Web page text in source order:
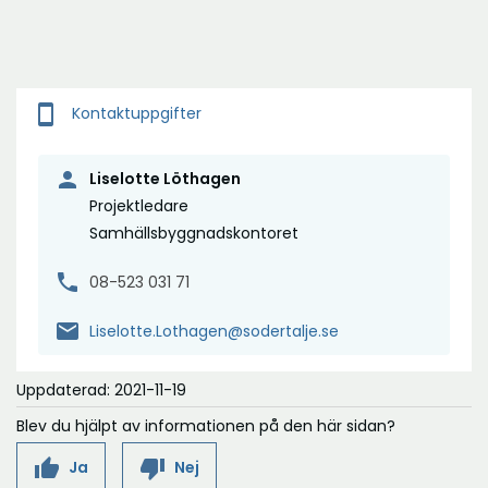
smartphone Kontaktuppgifter
person
Liselotte Löthagen
Projektledare
Samhällsbyggnadskontoret
phone 08-523 031 71
mail Liselotte.Lothagen@sodertalje.se
Uppdaterad: 2021-11-19
Blev du hjälpt av informationen på den här sidan?
thumb_up Ja thumb_down Nej